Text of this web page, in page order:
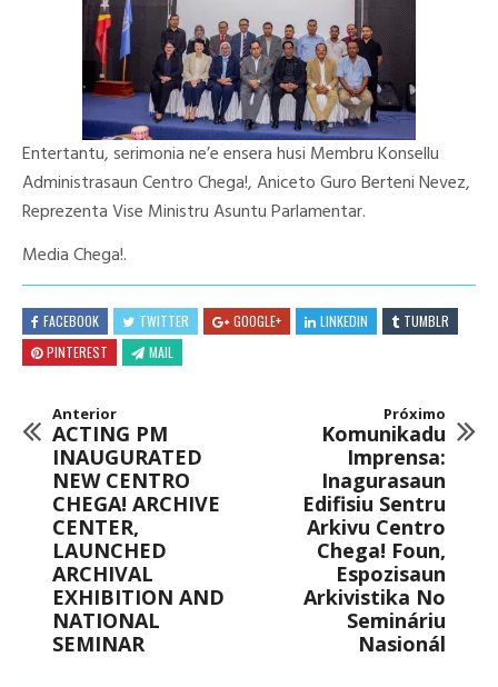
Entertantu, serimonia ne’e ensera husi Membru Konsellu
Administrasaun Centro Chega!, Aniceto Guro Berteni Nevez,
Reprezenta Vise Ministru Asuntu Parlamentar.
Media Chega!.
FACEBOOK TWITTER GOOGLE+ LINKEDIN
TUMBLR
PINTEREST
MAIL
Anterior
ACTING PM
INAUGURATED
NEW CENTRO
CHEGA! ARCHIVE
CENTER,
LAUNCHED
ARCHIVAL
EXHIBITION AND
NATIONAL
SEMINAR
Próximo
Komunikadu
Imprensa:
Inagurasaun
Edifisiu Sentru
Arkivu Centro
Chega! Foun,
Espozisaun
Arkivistika No
Semináriu
Nasionál